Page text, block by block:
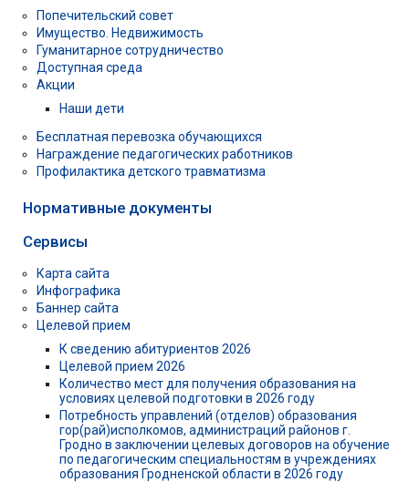
Попечительский совет
Имущество. Недвижимость
Гуманитарное сотрудничество
Доступная среда
Акции
Наши дети
Бесплатная перевозка обучающихся
Награждение педагогических работников
Профилактика детского травматизма
Нормативные документы
Сервисы
Карта сайта
Инфографика
Баннер сайта
Целевой прием
К сведению абитуриентов 2026
Целевой прием 2026
Количество мест для получения образования на
условиях целевой подготовки в 2026 году
Потребность управлений (отделов) образования
гор(рай)исполкомов, администраций районов г.
Гродно в заключении целевых договоров на обучение
по педагогическим специальностям в учреждениях
образования Гродненской области в 2026 году